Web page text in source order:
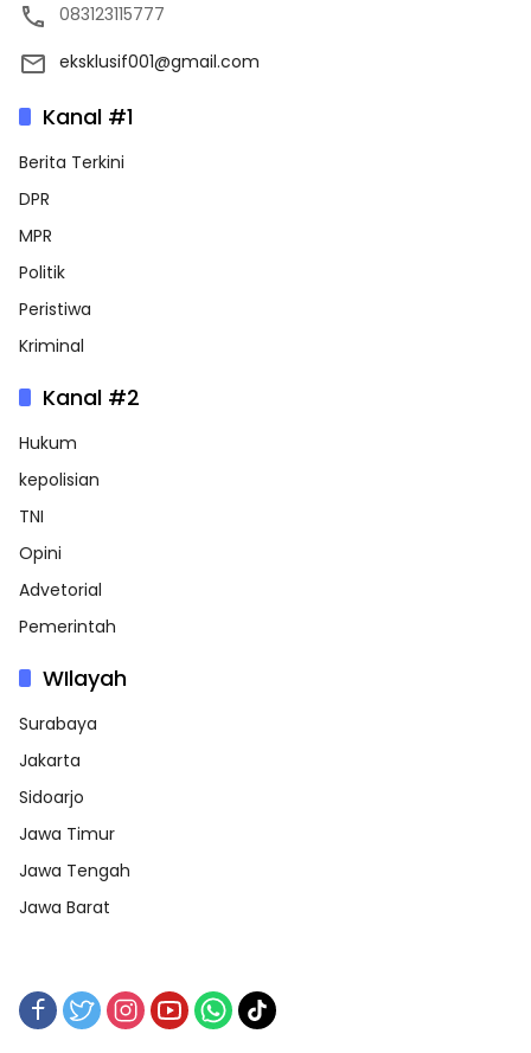
083123115777
eksklusif001@gmail.com
Kanal #1
Berita Terkini
DPR
MPR
Politik
Peristiwa
Kriminal
Kanal #2
Hukum
kepolisian
TNI
Opini
Advetorial
Pemerintah
WIlayah
Surabaya
Jakarta
Sidoarjo
Jawa Timur
Jawa Tengah
Jawa Barat